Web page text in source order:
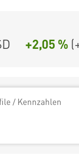
+2,05 % (
/ Kennzahlen